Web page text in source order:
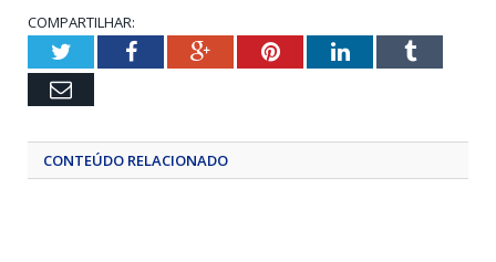
COMPARTILHAR:
TwitterFacebookGoogle+PinterestLinkedInTumblr
Email
CONTEÚDO RELACIONADO